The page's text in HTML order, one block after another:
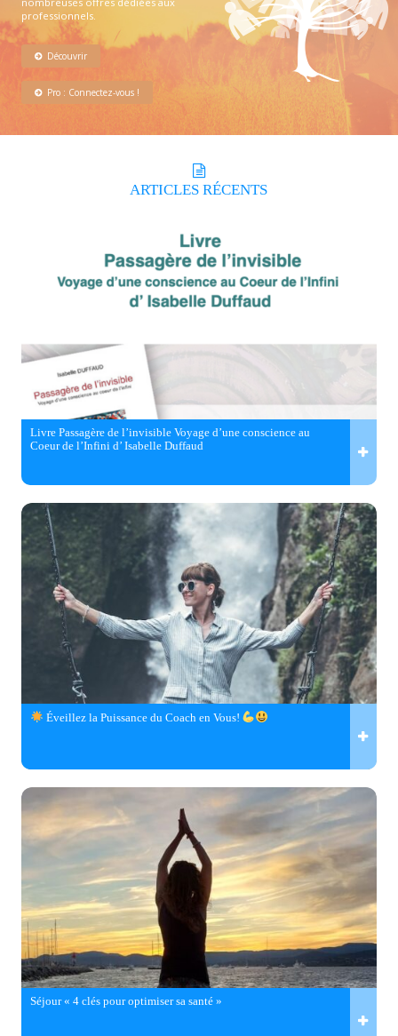
professionnels.
Découvrir
Pro : Connectez-vous !
ARTICLES RÉCENTS
Livre Passagère de l’invisible Voyage d’une conscience au
Coeur de l’Infini d’ Isabelle Duffaud
Éveillez la Puissance du Coach en Vous!
Séjour « 4 clés pour optimiser sa santé »